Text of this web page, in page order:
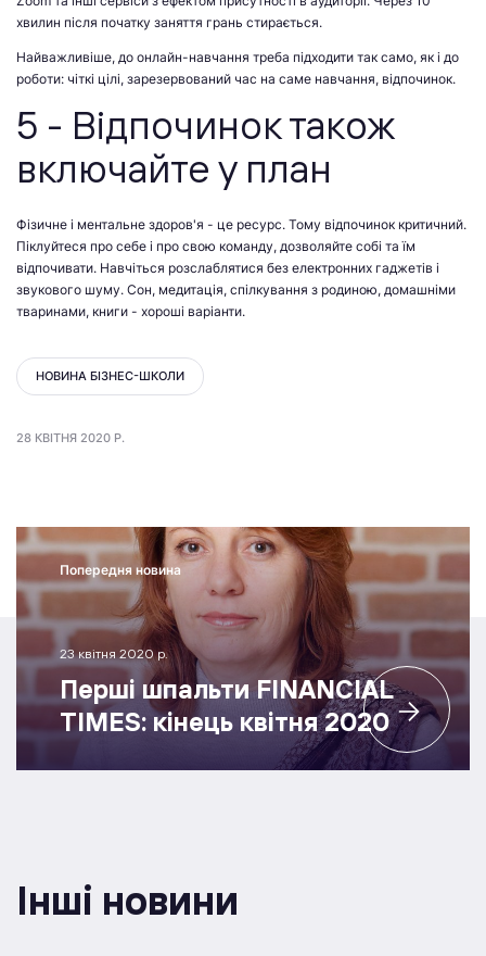
хвилин після початку заняття грань стирається.
Найважливіше, до онлайн-навчання треба підходити так само, як і до
роботи: чіткі цілі, зарезервований час на саме навчання, відпочинок.
5 - Відпочинок також
включайте у план
Фізичне і ментальне здоров'я - це ресурс. Тому відпочинок критичний.
Піклуйтеся про себе і про свою команду, дозволяйте собі та їм
відпочивати. Навчіться розслаблятися без електронних гаджетів і
звукового шуму. Сон, медитація, спілкування з родиною, домашніми
тваринами, книги - хороші варіанти.
НОВИНА БІЗНЕС-ШКОЛИ
28 КВІТНЯ 2020 Р.
Попередня новина
23 квітня 2020 р.
Перші шпальти FINANCIAL
TIMES: кінець квітня 2020
Інші новини